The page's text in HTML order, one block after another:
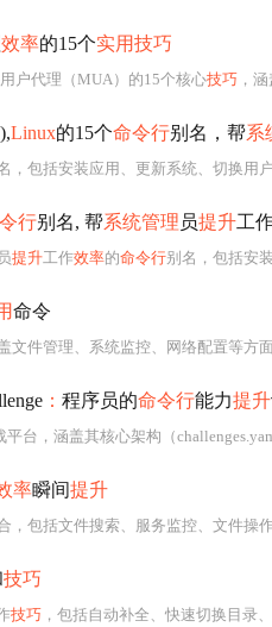
效率的15个实用技巧
户代理（MUA）的15个核心技巧 ，
Linux的15个命令行别名，帮系
，包括安装应用、更新系统、切换用户、
行别名, 帮系统管理 员提升工
员提升工作效率的命令行别名，包括安装应用、系统更新、升级、切换用户、查
命令
理、系统监控、网络配置等方面。如ls可列出目录内容，cd用于
： 程序员的命令行能力提升
，涵盖其核心架构（challenges.yaml配置、runcmd.go执行引擎
率瞬间提升
括文件搜索、服务监控、文件操作、系统维护等
技巧
技巧 ，包括自动补全、快速切换目录、高效命令组合